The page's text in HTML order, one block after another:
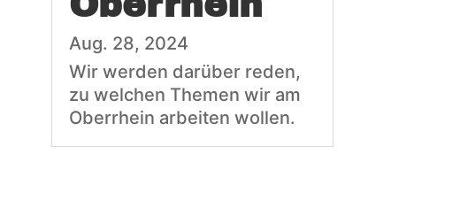
Aug. 28, 2024
Wir werden darüber reden,
zu welchen Themen wir am
Oberrhein arbeiten wollen.